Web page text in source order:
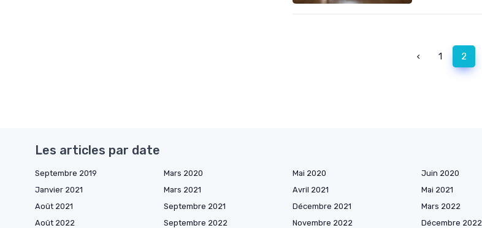
‹ 1 2
Les articles par date
Septembre 2019 Mars 2020 Mai 2020 Juin 2020
Janvier 2021
Mars 2021 Avril 2021 Mai 2021
Août 2021
Septembre 2021 Décembre 2021 Mars 2022
Août 2022
Septembre 2022 Novembre 2022 Décembre 2022